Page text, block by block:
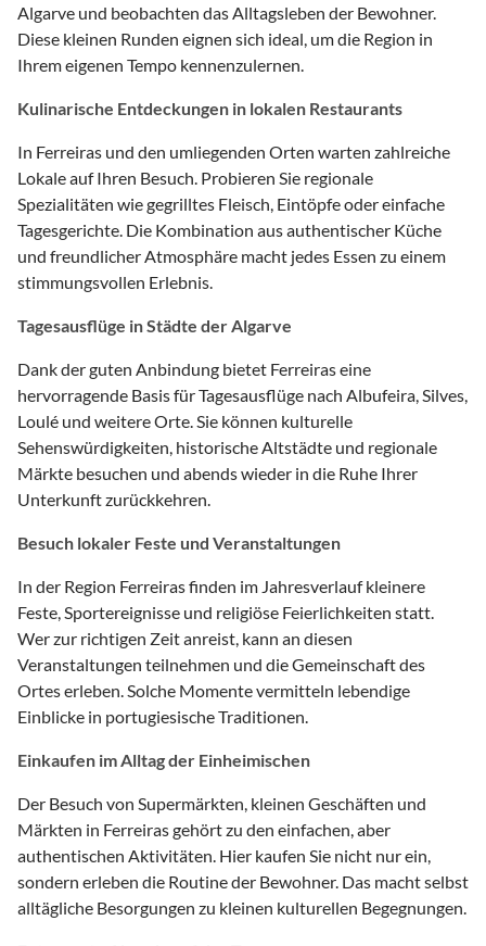
Algarve und beobachten das Alltagsleben der Bewohner.
Diese kleinen Runden eignen sich ideal, um die Region in
Ihrem eigenen Tempo kennenzulernen.
Kulinarische Entdeckungen in lokalen Restaurants
In Ferreiras und den umliegenden Orten warten zahlreiche
Lokale auf Ihren Besuch. Probieren Sie regionale
Spezialitäten wie gegrilltes Fleisch, Eintöpfe oder einfache
Tagesgerichte. Die Kombination aus authentischer Küche
und freundlicher Atmosphäre macht jedes Essen zu einem
stimmungsvollen Erlebnis.
Tagesausflüge in Städte der Algarve
Dank der guten Anbindung bietet Ferreiras eine
hervorragende Basis für Tagesausflüge nach Albufeira, Silves,
Loulé und weitere Orte. Sie können kulturelle
Sehenswürdigkeiten, historische Altstädte und regionale
Märkte besuchen und abends wieder in die Ruhe Ihrer
Unterkunft zurückkehren.
Besuch lokaler Feste und Veranstaltungen
In der Region Ferreiras finden im Jahresverlauf kleinere
Feste, Sportereignisse und religiöse Feierlichkeiten statt.
Wer zur richtigen Zeit anreist, kann an diesen
Veranstaltungen teilnehmen und die Gemeinschaft des
Ortes erleben. Solche Momente vermitteln lebendige
Einblicke in portugiesische Traditionen.
Einkaufen im Alltag der Einheimischen
Der Besuch von Supermärkten, kleinen Geschäften und
Märkten in Ferreiras gehört zu den einfachen, aber
authentischen Aktivitäten. Hier kaufen Sie nicht nur ein,
sondern erleben die Routine der Bewohner. Das macht selbst
alltägliche Besorgungen zu kleinen kulturellen Begegnungen.